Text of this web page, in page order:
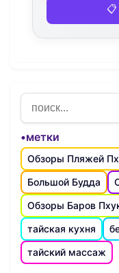
📋
•метки
Обзоры Пляжей
Большой Будда
Обзоры Баров
тайская кухня
тайский массаж